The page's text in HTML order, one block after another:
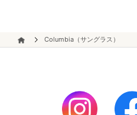
Columbia（サングラス）